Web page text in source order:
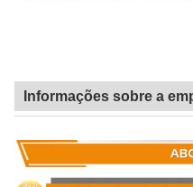
Informações sobre a